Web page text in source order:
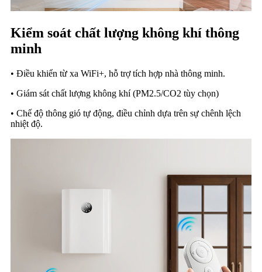
Kiểm soát chất lượng không khí thông
minh
• Điều khiển từ xa WiFi+, hỗ trợ tích hợp nhà thông minh.
• Giám sát chất lượng không khí (PM2.5/CO2 tùy chọn)
• Chế độ thông gió tự động, điều chỉnh dựa trên sự chênh lệch
nhiệt độ.